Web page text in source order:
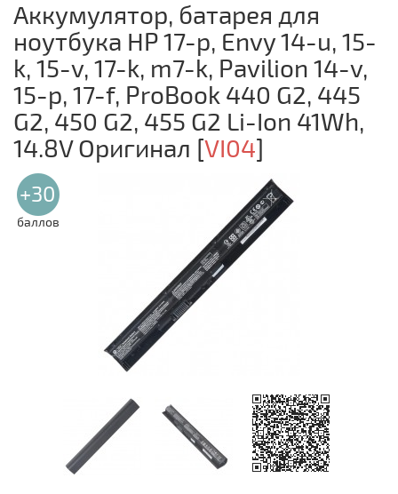
Аккумулятор, батарея для
ноутбука HP 17-p, Envy 14-u, 15-
k, 15-v, 17-k, m7-k, Pavilion 14-v,
15-p, 17-f, ProBook 440 G2, 445
G2, 450 G2, 455 G2 Li-Ion 41Wh,
14.8V Оригинал [VI04]
+30
баллов